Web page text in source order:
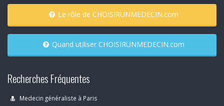
Le rôle de CHOISIRUNMEDECIN.com
Quand utiliser CHOISIRUNMEDECIN.com
Recherches Fréquentes
Medecin généraliste à Paris